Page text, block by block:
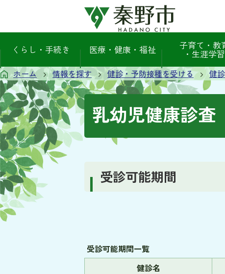
くらし・手続き 医療・健康・福祉 子育て・教
・生涯学習
ホーム 情報を探す 健診・予防接種を受ける 健
乳幼児健康診査
受診可能期間
受診可能期間一覧
健診名